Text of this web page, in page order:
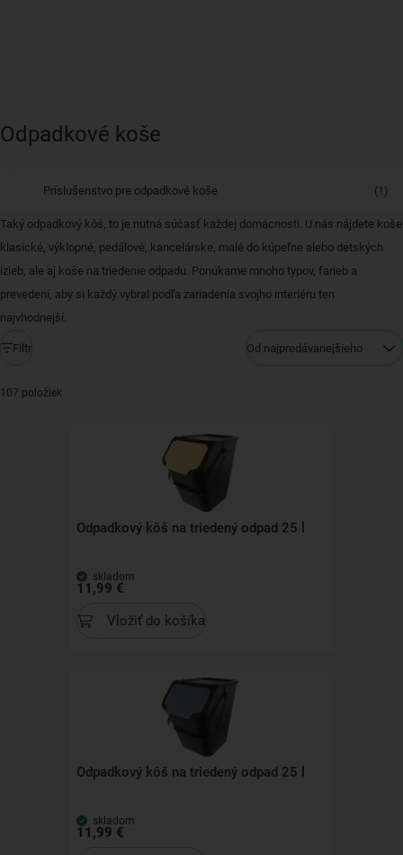
Odpadkové koše
Príslušenstvo pre odpadkové koše (1)
Taký odpadkový kôš, to je nutná súčasť každej domácnosti. U nás nájdete koše
klasické, výklopné, pedálové, kancelárske, malé do kúpeľne alebo detských
izieb, ale aj koše na triedenie odpadu. Ponúkame mnoho typov, farieb a
prevedení, aby si každý vybral podľa zariadenia svojho interiéru ten
najvhodnejší.
Filtr Od najpredávanejšieho
107 položiek
Odpadkový kôš na triedený odpad 25 l
skladom
11,99 €
Vložiť do košíka
Odpadkový kôš na triedený odpad 25 l
skladom
11,99 €